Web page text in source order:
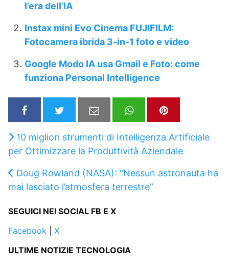
l’era dell’IA
Instax mini Evo Cinema FUJIFILM:
Fotocamera ibrida 3-in-1 foto e video
Google Modo IA usa Gmail e Foto: come
funziona Personal Intelligence
10 migliori strumenti di Intelligenza Artificiale
per Ottimizzare la Produttività Aziendale
Doug Rowland (NASA): “Nessun astronauta ha
mai lasciato l’atmosfera terrestre”
SEGUICI NEI SOCIAL FB E X
Facebook
X
ULTIME NOTIZIE TECNOLOGIA